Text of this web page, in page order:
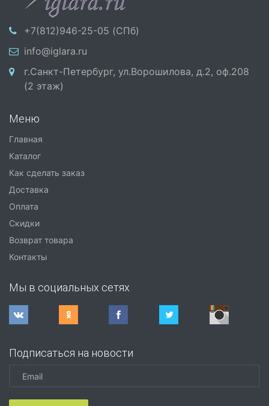
+7(812)946-25-05 (СПб)
info@iglara.ru
г.Санкт-Петербург, ул.Ворошилова, д.2, оф.208
(2 этаж)
Меню
Главная
Каталог
Как сделать заказ
Доставка
Оплата
Скидки
Возврат товара
Контакты
Мы в социальных сетях
Подписаться на новости